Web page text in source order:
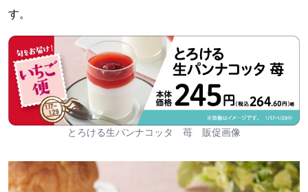
す。
とろける生パンナコッタ 苺 販促画像